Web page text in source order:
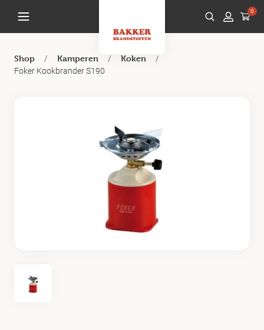
0
Shop / Kamperen / Koken
/
Foker Kookbrander S190